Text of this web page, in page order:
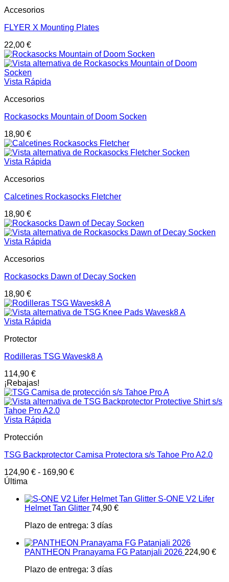
Accesorios
FLYER X Mounting Plates
22,00 €
Vista Rápida
Accesorios
Rockasocks Mountain of Doom Socken
18,90 €
Vista Rápida
Accesorios
Calcetines Rockasocks Fletcher
18,90 €
Vista Rápida
Accesorios
Rockasocks Dawn of Decay Socken
18,90 €
Vista Rápida
Protector
Rodilleras TSG Wavesk8 A
114,90 €
¡Rebajas!
Vista Rápida
Protección
TSG Backprotector Camisa Protectora s/s Tahoe Pro A2.0
124,90 € - 169,90 €
Última
S-ONE V2 Lifer
Helmet Tan Glitter 74,90 €
Plazo de entrega: 3 días
PANTHEON Pranayama FG Patanjali 2026 224,90 €
Plazo de entrega: 3 días